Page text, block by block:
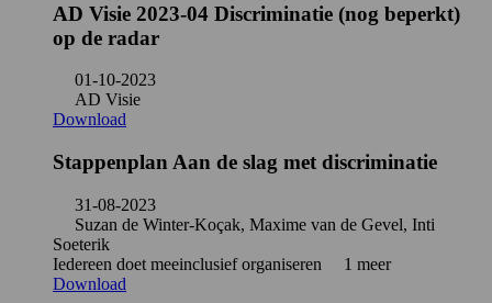
AD Visie 2023-04 Discriminatie (nog beperkt)
op de radar
01-10-2023
AD Visie
Download
Stappenplan Aan de slag met discriminatie
31-08-2023
Suzan de Winter-Koçak, Maxime van de Gevel, Inti
Soeterik
Iedereen doet meeinclusief organiseren
1 meer
Download